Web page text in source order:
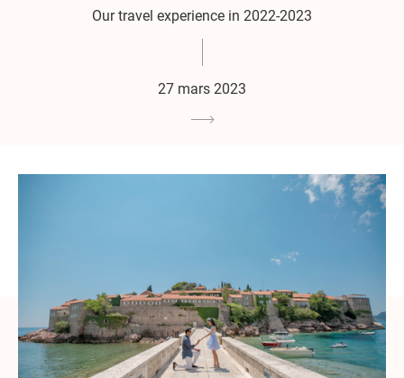
Our travel experience in 2022-2023
27 mars 2023